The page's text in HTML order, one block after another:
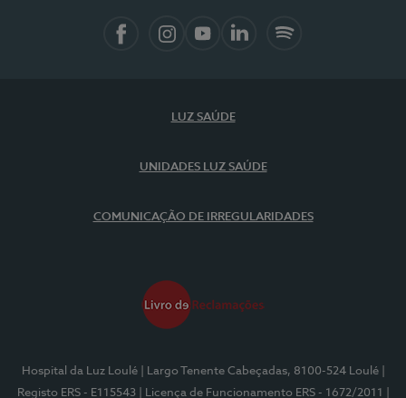
LUZ SAÚDE
UNIDADES LUZ SAÚDE
COMUNICAÇÃO DE IRREGULARIDADES
Hospital da Luz Loulé | Largo Tenente Cabeçadas, 8100-524 Loulé
Registo ERS - E115543
| Licença de Funcionamento ERS - 1672/2011